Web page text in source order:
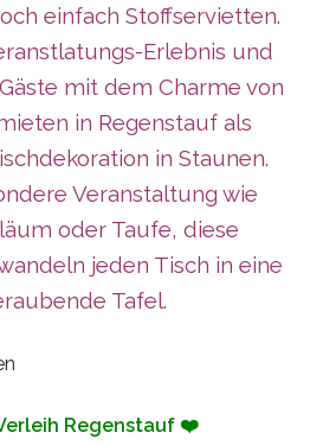
einfach Stoffservietten.
Erlebnis und
mit dem Charme von
in Regenstauf als
in Staunen.
Veranstaltung wie
oder Taufe, diese
jeden Tisch in eine
Tafel.
Regenstauf ❤️